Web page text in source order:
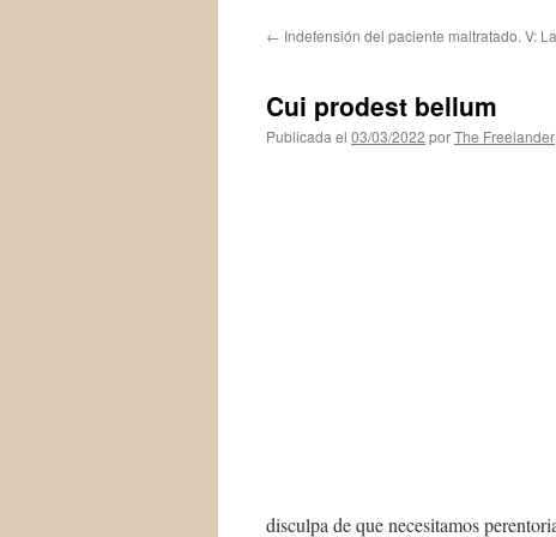
← Indefensión del paciente maltratado. V:
Cui prodest bellum
Publicada el 03/03/2022 porThe Freelander
disculpa de que necesitamos